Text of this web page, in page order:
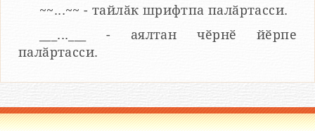
~~...~~ - тайлӑк шрифтпа палӑртасси.
___...___ - аялтан чӗрнӗ йӗрпе
палӑртасси.